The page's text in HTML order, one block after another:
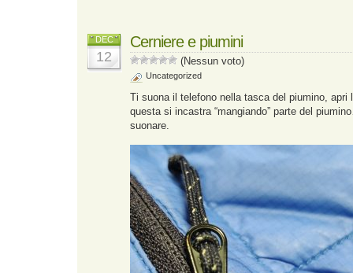
DEC
12
Cerniere e piumini
(Nessun voto)
Uncategorized
Ti suona il telefono nella tasca del piumino, apri
questa si incastra “mangiando” parte del
suonare.